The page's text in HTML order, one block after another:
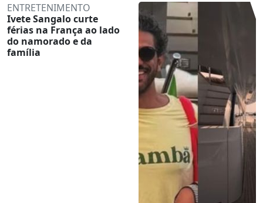
ENTRETENIMENTO
Ivete Sangalo curte
férias na França ao lado
do namorado e da
família